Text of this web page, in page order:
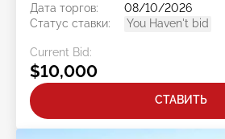
Дата торгов:
08/10/2026
Статус ставки:
You Haven't bid
Current Bid:
$10,000
СТАВИТЬ